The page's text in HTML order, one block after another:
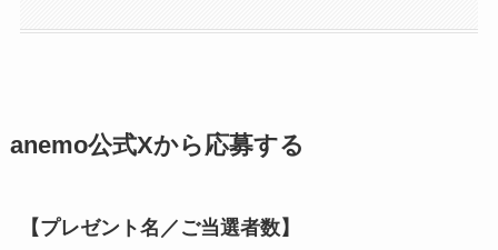
anemo公式Xから応募する
【プレゼント名／ご当選者数】